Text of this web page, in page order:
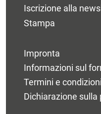
Iscrizione alla
Stampa
Impronta
Informazioni sul
Termini e condizioni
Dichiarazione